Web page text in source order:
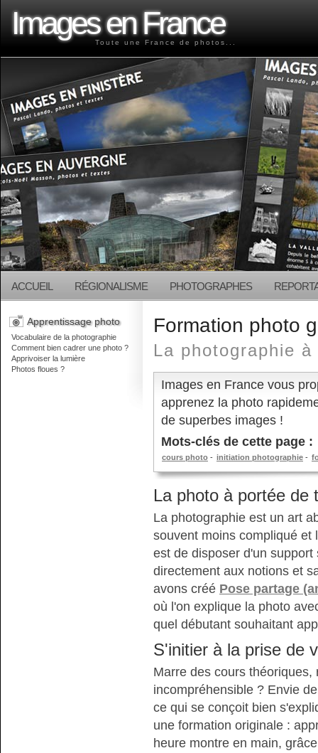
Formation photo
La photographie
Images en France vous
apprenez la photo
de superbes images !
Mots-clés de cette page :
cours photo initiation photographie
La photo à portée de
La photographie est un art
souvent moins compliqué et
est de disposer d'un
directement aux notions et
avons créé Pose partage
où l'on explique la photo
quel débutant souhaitant
S'initier à la prise de
Marre des cours
incompréhensible ? Envie
ce qui se conçoit bien
une formation originale :
heure montre en main,
Apprentissage photo
Vocabulaire de la photographie
Comment bien cadrer une photo ?
Apprivoiser la lumière
Photos floues ?
Images en France
Toute une France de photos...
ACCUEIL RÉGIONALISME PHOTOGRAPHES